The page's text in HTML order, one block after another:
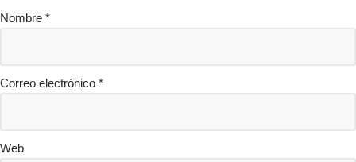
Nombre *
Correo electrónico *
Web